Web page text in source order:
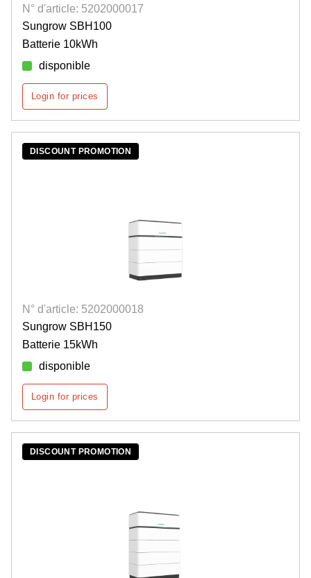
N° d'article: 5202000017
Sungrow SBH100
Batterie 10kWh
disponible
Login for prices
DISCOUNT PROMOTION
N° d'article: 5202000018
Sungrow SBH150
Batterie 15kWh
disponible
Login for prices
DISCOUNT PROMOTION